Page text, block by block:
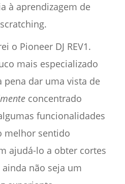
à aprendizagem de
o Pioneer DJ REV1.
mais especializado
pena dar uma vista de
concentrado
funcionalidades
melhor sentido
ajudá-lo a obter cortes
não seja um